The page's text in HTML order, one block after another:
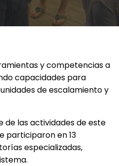
y competencias a
capacidades para
de escalamiento y
las actividades de este
participaron en 13
especializadas,